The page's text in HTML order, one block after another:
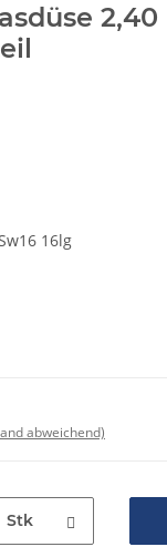
16lg
abweichend)
Stk